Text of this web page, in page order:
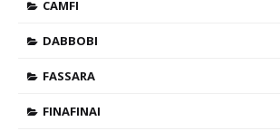
CAMFI
DABBOBI
FASSARA
FINAFINAI